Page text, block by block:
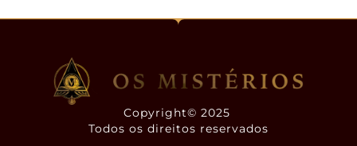
Copyright© 2025
Todos os direitos reservados